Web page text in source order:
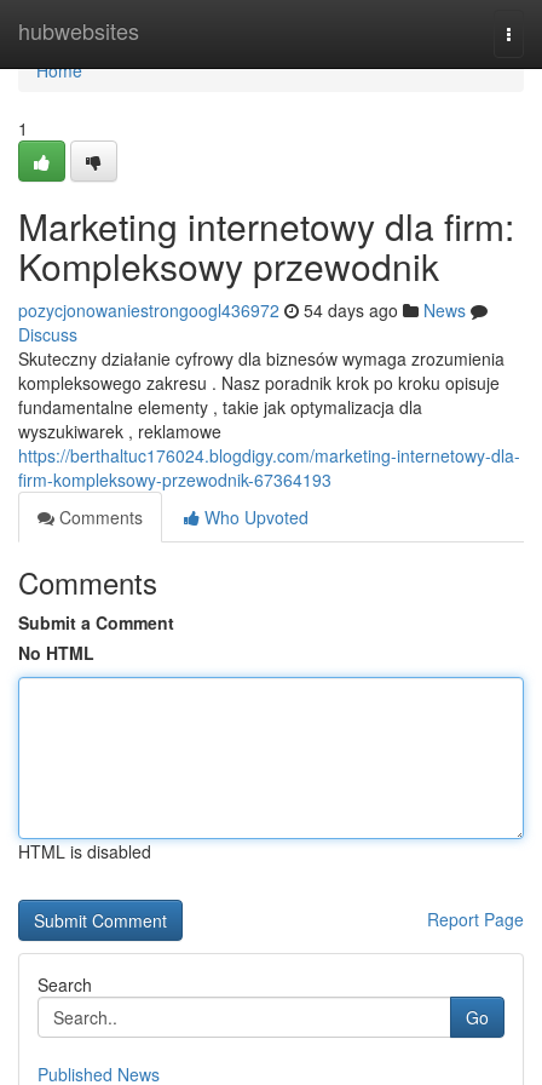
hubwebsites
Home
Home
1
Marketing internetowy dla firm:
Kompleksowy przewodnik
pozycjonowaniestrongoogl436972 54 days ago
News
Discuss
Skuteczny działanie cyfrowy dla biznesów wymaga zrozumienia
kompleksowego zakresu . Nasz poradnik krok po kroku opisuje
fundamentalne elementy , takie jak optymalizacja dla
wyszukiwarek , reklamowe
https://berthaltuc176024.blogdigy.com/marketing-internetowy-dla-
firm-kompleksowy-przewodnik-67364193
Comments
Who Upvoted
Comments
Submit a Comment
No HTML
HTML is disabled
Report Page
Search
Go
Published News